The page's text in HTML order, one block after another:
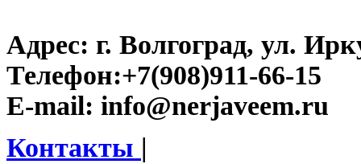
Адрес: г. Волгоград, ул.
Телефон:+7(908)911-66-15
E-mail: info@nerjaveem.ru
Контакты |